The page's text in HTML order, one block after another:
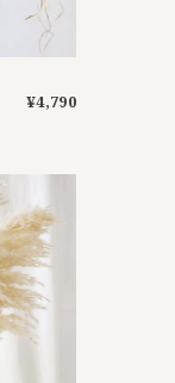
¥4,790